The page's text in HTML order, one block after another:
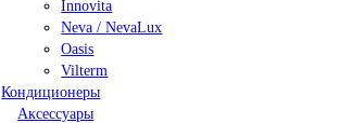
Innovita
Neva / NevaLux
Oasis
Vilterm
Кондиционеры
Аксессуары